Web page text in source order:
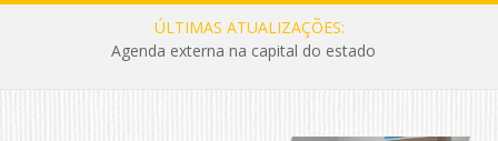
ÚLTIMAS ATUALIZAÇÕES:
Agenda externa na capital do estado